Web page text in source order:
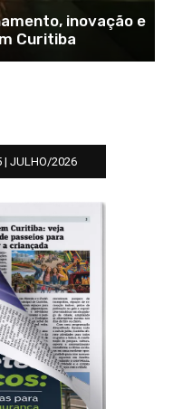
inovação e
Curitiba
| JULHO/2026